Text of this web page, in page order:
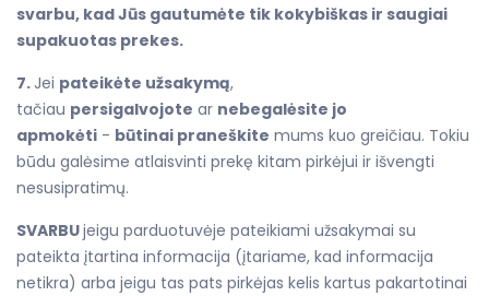
svarbu, kad Jūs gautumėte tik kokybiškas ir saugiai
supakuotas prekes.
7. Jei pateikėte užsakymą,
tačiau persigalvojote ar nebegalėsite jo
apmokėti - būtinai praneškite mums kuo greičiau. Tokiu
būdu galėsime atlaisvinti prekę kitam pirkėjui ir išvengti
nesusipratimų.
SVARBUjeigu parduotuvėje pateikiami užsakymai su
pateikta įtartina informacija (įtariame, kad informacija
netikra) arba jeigu tas pats pirkėjas kelis kartus pakartotinai